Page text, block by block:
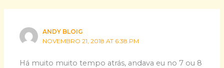
ANDY BLOIG
NOVEMBRO 21, 2018 AT 6:38 PM
Há muito muito tempo atrás, andava eu no 7 ou 8